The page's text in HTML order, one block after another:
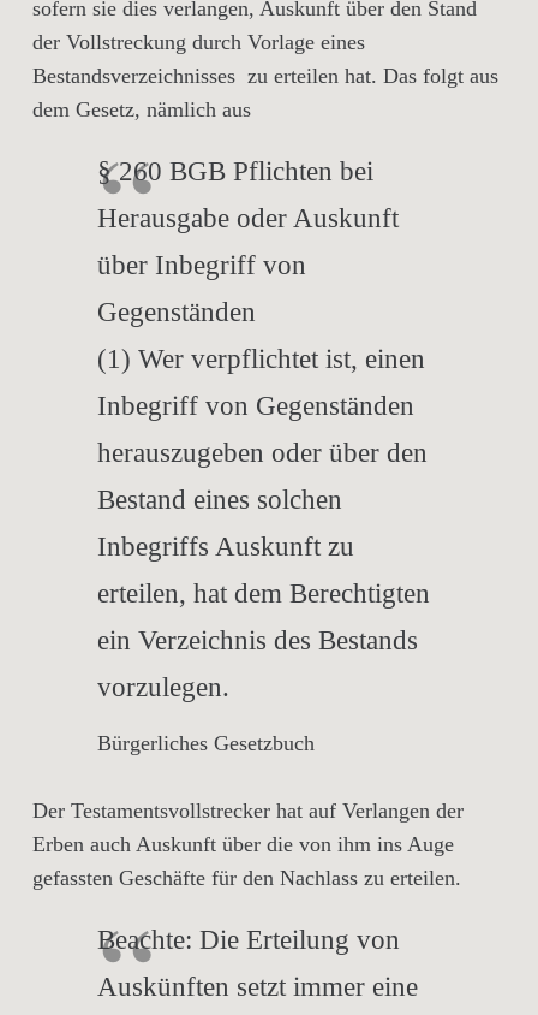
sofern sie dies verlangen, Auskunft über den Stand
der Vollstreckung durch Vorlage eines
Bestandsverzeichnisses zu erteilen hat. Das folgt aus
dem Gesetz, nämlich aus
§ 260 BGB Pflichten bei
Herausgabe oder Auskunft
über Inbegriff von
Gegenständen
(1) Wer verpflichtet ist, einen
Inbegriff von Gegenständen
herauszugeben oder über den
Bestand eines solchen
Inbegriffs Auskunft zu
erteilen, hat dem Berechtigten
ein Verzeichnis des Bestands
vorzulegen.
Bürgerliches Gesetzbuch
Der Testamentsvollstrecker hat auf Verlangen der
Erben auch Auskunft über die von ihm ins Auge
gefassten Geschäfte für den Nachlass zu erteilen.
Beachte: Die Erteilung von
Auskünften setzt immer eine